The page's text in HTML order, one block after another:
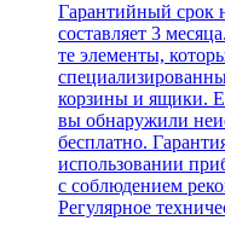
Гарантийный срок
составляет 3
те элементы,
корзины и ящики.
вы обнаружили
бесплатно.
использовании
с соблюдением
Регулярное